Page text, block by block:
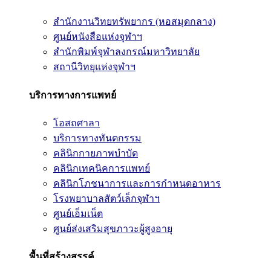
สำนักงานวิทยทรัพยากร (หอสมุดกลาง)
ศูนย์หนังสือแห่งจุฬาฯ
สำนักพิมพ์จุฬาลงกรณ์มหาวิทยาลัย
สถานีวิทยุแห่งจุฬาฯ
บริการทางการแพทย์
โอสถศาลา
บริการทางทันตกรรม
คลินิกกายภาพบำบัด
คลินิกเทคนิคการแพทย์
คลินิกโภชนาการและการกำหนดอาหาร
โรงพยาบาลสัตว์เล็กจุฬาฯ
ศูนย์เอ็มเน็ต
ศูนย์ส่งเสริมสุขภาวะผู้สูงอายุ